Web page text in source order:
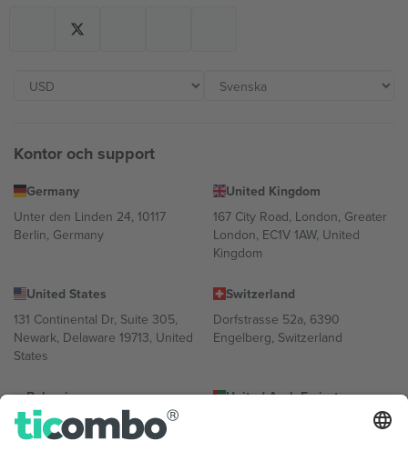
Kontor och support
Germany
Unter den Linden 24, 10117
Berlin, Germany
United Kingdom
167 City Road, London, Greater
London, EC1V 1AW, United
Kingdom
United States
131 Continental Dr, Suite 305,
Newark, Delaware 19713, United
States
Switzerland
Dorfstrasse 52a, 6390
Engelberg, Switzerland
Bulgaria
Regus Sofia City West, bul
Totleben 53-55, 1606 Sofia,
United Arab Emirates
UAE Dubai Silicon Oasis, DDP